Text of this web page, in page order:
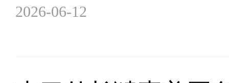
2026-06-12